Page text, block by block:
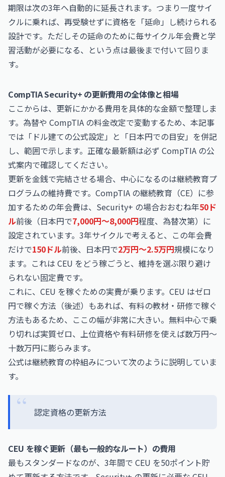
期限は次の3年へ自動的に延長されます。つまり一度サイ
クルに乗れば、再受験せずに資格を「延命」し続けられる
設計です。ただしその延命のために毎サイクル年会費と学
習活動が必要になる、という点は最後まで付いて回りま
す。
CompTIA Security+ の更新費用の全体像と相場
ここからは、更新にかかる費用を具体的な金額で整理しま
す。為替や CompTIA の料金改定で変動するため、本記事
では「ドル建ての公式設定」と「日本円での目安」を併記
し、範囲で示します。正確な最新額は必ず CompTIA の公
式案内で確認してください。
更新を金銭で完結させる場合、中心になるのは継続教育プ
ログラムの維持費です。CompTIA の継続教育（CE）に参
加するための年会費は、Security+ の場合おおむね年50ド
ル前後（日本円で7,000円〜8,000円程度、為替次第）に
設定されています。3年サイクルで考えると、この年会費
だけで150ドル前後、日本円で2万円〜2.5万円規模になり
ます。これは CEU をどう稼ごうと、維持を選ぶ限り避け
られない固定費です。
これに、CEU を稼ぐための実費が乗ります。CEU はゼロ
円で稼ぐ方法（後述）もあれば、有料の教材・研修で稼ぐ
方法もあるため、ここの幅が非常に大きい。無料中心で乗
り切れば実質ゼロ、上位資格や有料研修を使えば数万円〜
十数万円に膨らみます。
公式は継続教育の枠組みについて次のように説明していま
す。
認定資格の更新方法
CEU を稼ぐ更新（最も一般的なルート）の費用
最もスタンダードなのが、3年間で CEU を50ポイント貯